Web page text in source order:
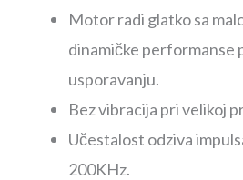
Motor radi glatko sa
dinamičke performanse
usporavanju.
Bez vibracija pri velikoj
Učestalost odziva
200KHz.